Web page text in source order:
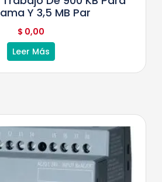
Y 3,5 MB Par
$ 0,00
Leer Más